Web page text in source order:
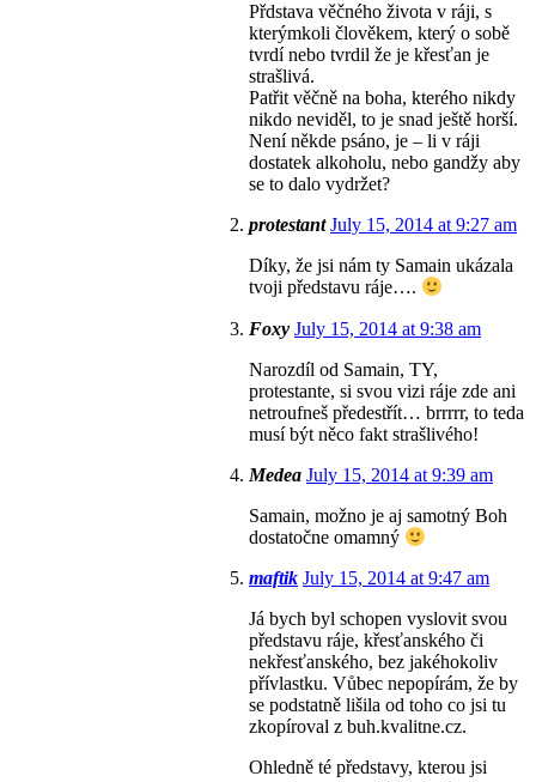
Přdstava věčného života v ráji, s
kterýmkoli člověkem, který o sobě
tvrdí nebo tvrdil že je křesťan je
strašlivá.
Patřit věčně na boha, kterého nikdy
nikdo neviděl, to je snad ještě horší.
Není někde psáno, je – li v ráji
dostatek alkoholu, nebo gandžy aby
se to dalo vydržet?
protestant July 15, 2014 at 9:27 am
Díky, že jsi nám ty Samain ukázala
tvoji představu ráje….
Foxy July 15, 2014 at 9:38 am
Narozdíl od Samain, TY,
protestante, si svou vizi ráje zde ani
netroufneš předestřít… brrrrr, to teda
musí být něco fakt strašlivého!
Medea July 15, 2014 at 9:39 am
Samain, možno je aj samotný Boh
dostatočne omamný
maftik July 15, 2014 at 9:47 am
Já bych byl schopen vyslovit svou
představu ráje, křesťanského či
nekřesťanského, bez jakéhokoliv
přívlastku. Vůbec nepopírám, že by
se podstatně lišila od toho co jsi tu
zkopíroval z buh.kvalitne.cz.
Ohledně té představy, kterou jsi